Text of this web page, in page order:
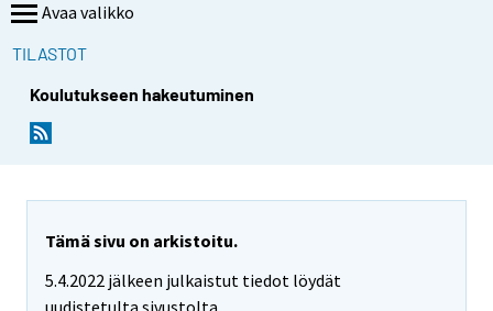
Avaa valikko
TILASTOT
Koulutukseen hakeutuminen
Tämä sivu on arkistoitu.
5.4.2022 jälkeen julkaistut tiedot löydät